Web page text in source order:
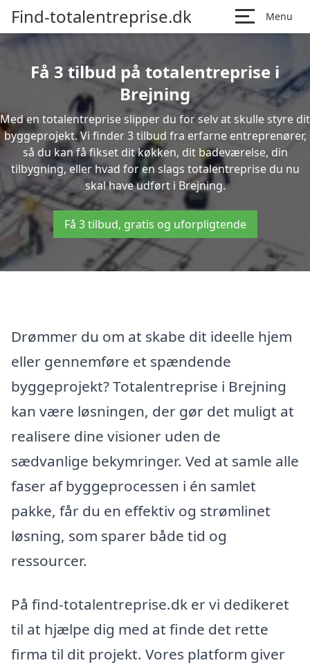
Find-totalentreprise.dk Menu
Få 3 tilbud på totalentreprise i
Brejning
Med en totalentreprise slipper du for selv at skulle styre dit
byggeprojekt. Vi finder 3 tilbud fra erfarne entreprenører,
så du kan få fikset dit køkken, dit badeværelse, din
tilbygning, eller hvad for en slags totalentreprise du nu
skal have udført i Brejning.
Få 3 tilbud, gratis og uforpligtende
Drømmer du om at skabe dit ideelle hjem
eller gennemføre et spændende
byggeprojekt? Totalentreprise i Brejning
kan være løsningen, der gør det muligt at
realisere dine visioner uden de
sædvanlige bekymringer. Ved at samle alle
faser af byggeprocessen i én samlet
pakke, får du en effektiv og strømlinet
løsning, som sparer både tid og
ressourcer.
På find-totalentreprise.dk er vi dedikeret
til at hjælpe dig med at finde det rette
firma til dit projekt. Vores platform giver